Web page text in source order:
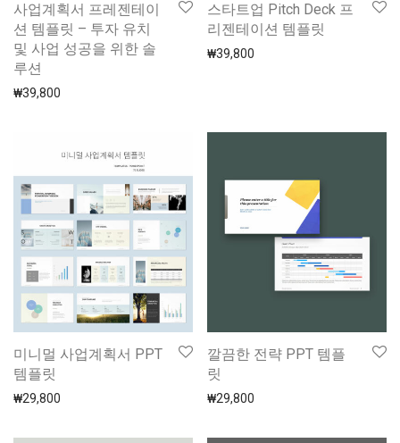
사업계획서 프레젠테이
션 템플릿 – 투자 유치
및 사업 성공을 위한 솔
루션
₩39,800
스타트업 Pitch Deck 프
리젠테이션 템플릿
₩39,800
미니멀 사업계획서 PPT
템플릿
₩29,800
깔끔한 전략 PPT 템플
릿
₩29,800